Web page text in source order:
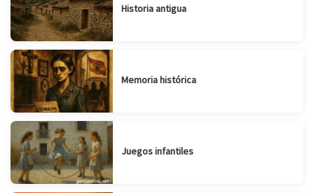
Historia antigua
Memoria histórica
Juegos infantiles